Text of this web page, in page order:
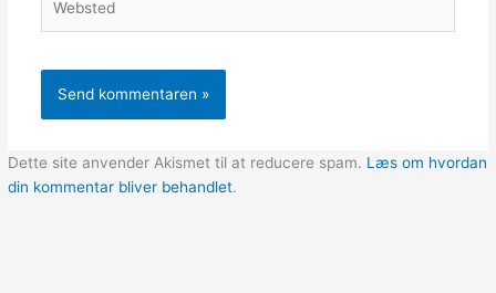
Dette site anvender Akismet til at reducere spam. Læs om hvordan
din kommentar bliver behandlet.